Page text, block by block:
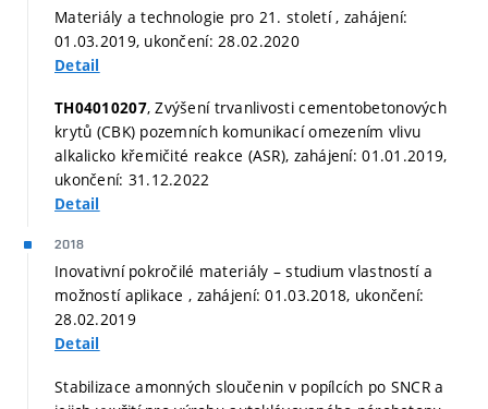
Materiály a technologie pro 21. století , zahájení:
01.03.2019, ukončení: 28.02.2020
Detail
TH04010207, Zvýšení trvanlivosti cementobetonových
krytů (CBK) pozemních komunikací omezením vlivu
alkalicko křemičité reakce (ASR), zahájení: 01.01.2019,
ukončení: 31.12.2022
Detail
2018
Inovativní pokročilé materiály – studium vlastností a
možností aplikace , zahájení: 01.03.2018, ukončení:
28.02.2019
Detail
Stabilizace amonných sloučenin v popílcích po SNCR a